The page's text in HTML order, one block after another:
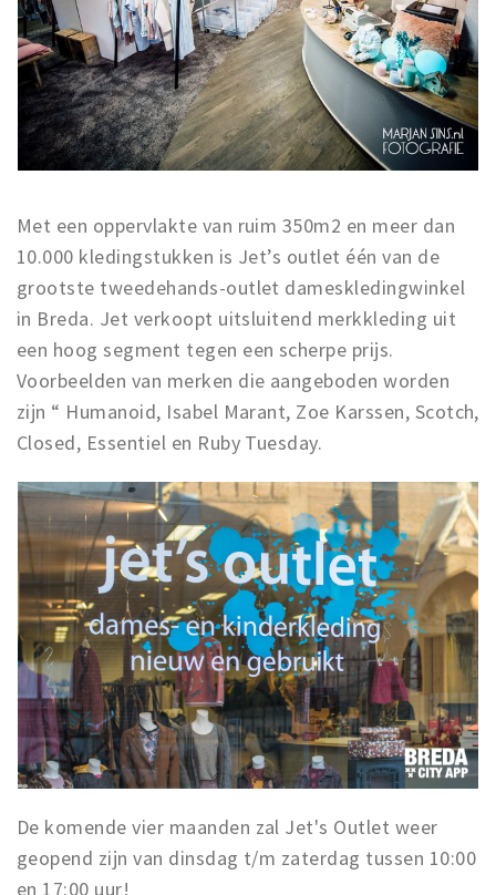
Met een oppervlakte van ruim 350m2 en meer dan
10.000 kledingstukken is Jet’s outlet één van de
grootste tweedehands-outlet dameskledingwinkel
in Breda. Jet verkoopt uitsluitend merkkleding uit
een hoog segment tegen een scherpe prijs.
Voorbeelden van merken die aangeboden worden
zijn “ Humanoid, Isabel Marant, Zoe Karssen, Scotch,
Closed, Essentiel en Ruby Tuesday.
De komende vier maanden zal Jet's Outlet weer
geopend zijn van dinsdag t/m zaterdag tussen 10:00
en 17:00 uur!